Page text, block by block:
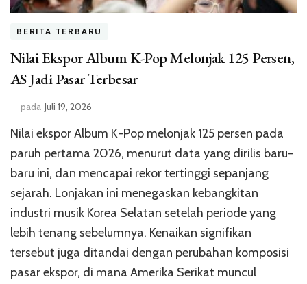
BERITA TERBARU
Nilai Ekspor Album K-Pop Melonjak 125 Persen,
AS Jadi Pasar Terbesar
pada Juli 19, 2026
Nilai ekspor Album K-Pop melonjak 125 persen pada
paruh pertama 2026, menurut data yang dirilis baru-
baru ini, dan mencapai rekor tertinggi sepanjang
sejarah. Lonjakan ini menegaskan kebangkitan
industri musik Korea Selatan setelah periode yang
lebih tenang sebelumnya. Kenaikan signifikan
tersebut juga ditandai dengan perubahan komposisi
pasar ekspor, di mana Amerika Serikat muncul